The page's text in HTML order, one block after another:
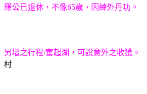
羅公已退休，不像65歲，因練外丹功。
另增之行程/奮起湖，可說意外之收獲。
村